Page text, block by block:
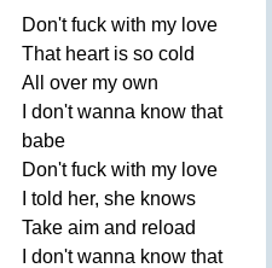
Don't fuck with my love
That heart is so cold
All
over my own
don't wanna know that
babe
Don't fuck with my love
told her, she knows
Take aim and reload
don't wanna know that